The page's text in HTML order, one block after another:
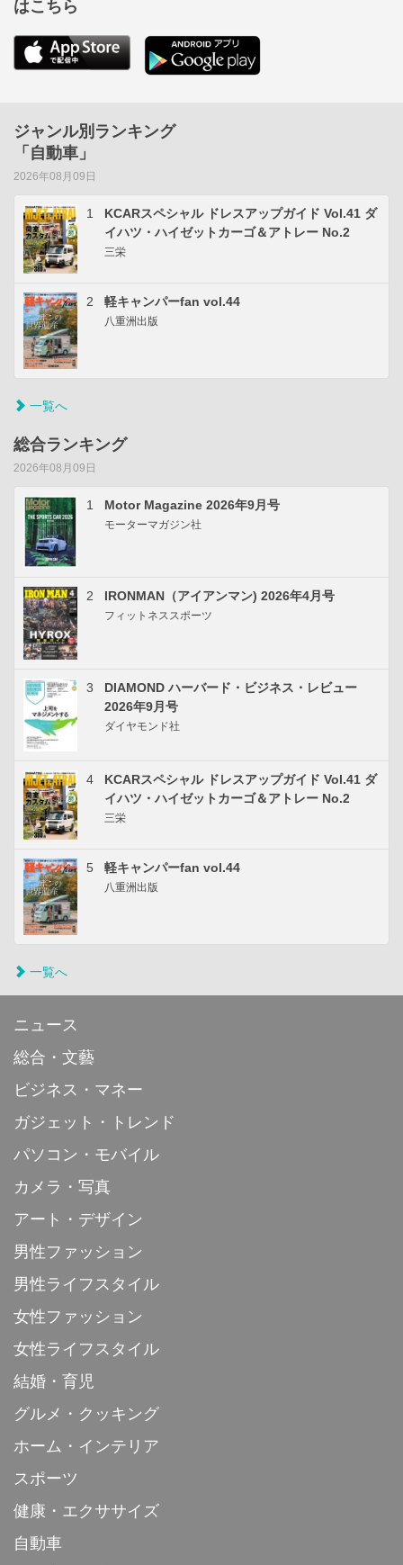
はこちら
ジャンル別ランキング
「自動車」
2026年08月09日
1
KCARスペシャル ドレスアップガイド Vol.41 ダ
イハツ・ハイゼットカーゴ＆アトレー No.2
三栄
2 軽キャンパーfan vol.44
八重洲出版
一覧へ
総合ランキング
2026年08月09日
1 Motor Magazine 2026年9月号
モーターマガジン社
2 IRONMAN（アイアンマン) 2026年4月号
フィットネススポーツ
3
DIAMOND ハーバード・ビジネス・レビュー
2026年9月号
ダイヤモンド社
4
KCARスペシャル ドレスアップガイド Vol.41 ダ
イハツ・ハイゼットカーゴ＆アトレー No.2
三栄
5 軽キャンパーfan vol.44
八重洲出版
一覧へ
ニュース
総合・文藝
ビジネス・マネー
ガジェット・トレンド
パソコン・モバイル
カメラ・写真
アート・デザイン
男性ファッション
男性ライフスタイル
女性ファッション
女性ライフスタイル
結婚・育児
グルメ・クッキング
ホーム・インテリア
スポーツ
健康・エクササイズ
自動車